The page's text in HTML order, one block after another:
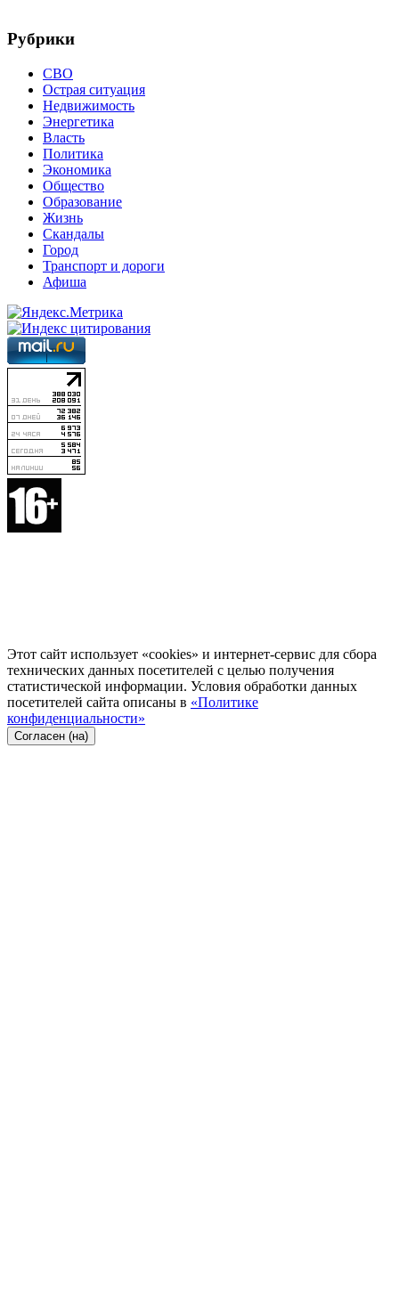
Рубрики
СВО
Острая ситуация
Недвижимость
Энергетика
Власть
Политика
Экономика
Общество
Образование
Жизнь
Скандалы
Город
Транспорт и дороги
Афиша
Этот сайт использует «cookies» и интернет-сервис для сбора
технических данных посетителей с целью получения
статистической информации. Условия обработки данных
посетителей сайта описаны в «Политике
конфиденциальности»
Согласен (на)